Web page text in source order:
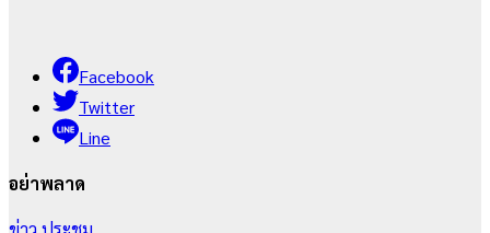
Facebook
Twitter
Line
อย่าพลาด